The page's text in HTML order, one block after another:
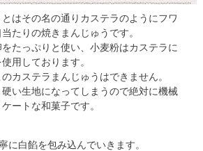
はその名の通りカステラのようにフワ
たりの焼きまんじゅうです。
たっぷりと使い、小麦粉はカステラに
用しております。
カステラまんじゅうはできません。
い生地になってしまうので絶対に機械
ートな和菓子です。
に白餡を包み込んでいきます。